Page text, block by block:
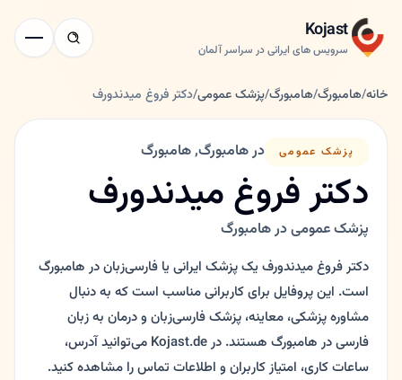
Kojast
سرویس های ایرانی در سراسر آلمان
خانه/هامبورگ/هامبورگ/پزشک عمومی/دکتر فروغ میدندورف
پزشک عمومی در هامبورگ, هامبورگ
دکتر فروغ میدندورف
پزشک عمومی در هامبورگ
دکتر فروغ میدندورف یک پزشک ایرانی یا فارسی‌زبان در هامبورگ
است. این پروفایل برای کاربرانی مناسب است که به دنبال
مشاوره پزشکی، معاینه، پزشک فارسی‌زبان و درمان به زبان
فارسی در هامبورگ هستند. در Kojast.de می‌توانید آدرس،
ساعات کاری، امتیاز کاربران و اطلاعات تماس را مشاهده کنید.